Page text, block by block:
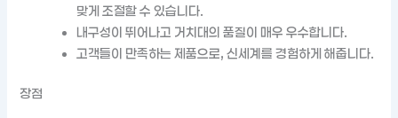
맞게 조절할 수 있습니다.
내구성이 뛰어나고 거치대의 품질이 매우 우수합니다.
고객들이 만족하는 제품으로, 신세계를 경험하게 해줍니다.
장점